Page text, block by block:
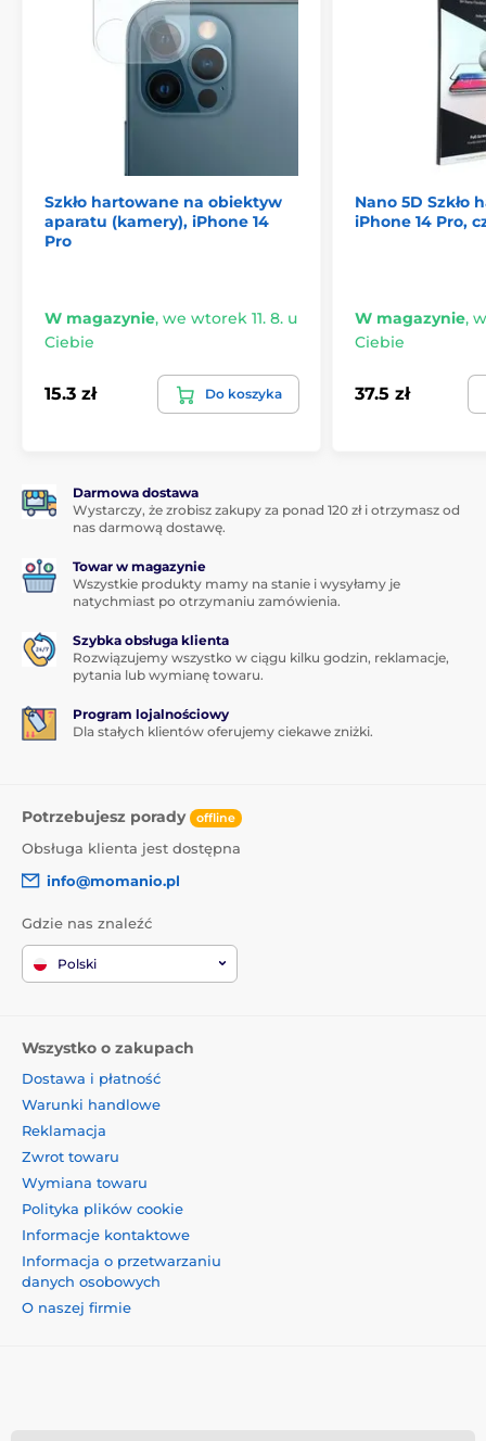
Szkło hartowane na obiektyw
aparatu (kamery), iPhone 14
Pro
W magazynie, we wtorek 11. 8. u
Ciebie
15.3 zł Do koszyka
Nano 5D Szkło
iPhone 14 Pro,
W magazynie,
Ciebie
37.5 zł
Darmowa dostawa
Wystarczy, że zrobisz zakupy za ponad 120 zł i otrzymasz od
nas darmową dostawę.
Towar w magazynie
Wszystkie produkty mamy na stanie i wysyłamy je
natychmiast po otrzymaniu zamówienia.
Szybka obsługa klienta
Rozwiązujemy wszystko w ciągu kilku godzin, reklamacje,
pytania lub wymianę towaru.
Program lojalnościowy
Dla stałych klientów oferujemy ciekawe zniżki.
Potrzebujesz porady offline
Obsługa klienta jest dostępna
info@momanio.pl
Gdzie nas znaleźć
Polski
Wszystko o zakupach
Dostawa i płatność
Warunki handlowe
Reklamacja
Zwrot towaru
Wymiana towaru
Polityka plików cookie
Informacje kontaktowe
Informacja o przetwarzaniu
danych osobowych
O naszej firmie